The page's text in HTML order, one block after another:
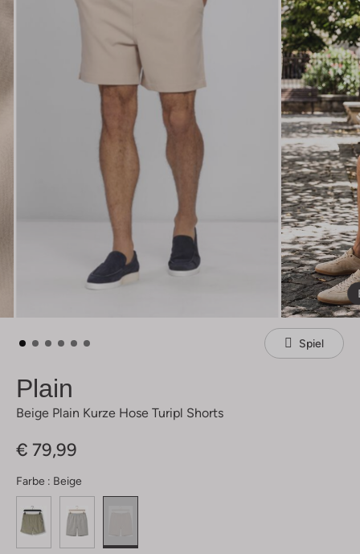
Spiel
Plain
Beige Plain Kurze Hose Turipl Shorts
€ 79,99
Farbe : Beige